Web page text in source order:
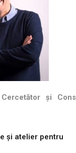
și
și atelier pentru